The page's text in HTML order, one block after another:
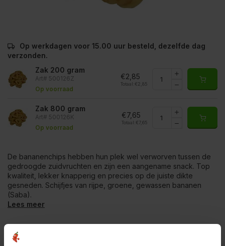
Op werkdagen voor 15.00 uur besteld, dezelfde dag
verzonden.
Zak 200 gram
Art# 500126Z
Op voorraad
€2,85
Totaal: €2,85
Zak 800 gram
Art# 500126K
Op voorraad
€7,65
Totaal: €7,65
De bananenchips hebben hun plek wel verworven tussen de
gedroogde zuidvruchten en zijn een aangename snack. Top
kwaliteit, lekker knapperig en precies op de juiste dikte
gesneden. Schijfjes van rijpe, groene, gewassen bananen
(Saba).
Lees meer